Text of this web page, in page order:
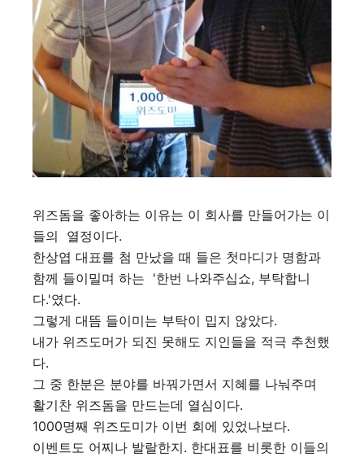
위즈돔을 좋아하는 이유는 이 회사를 만들어가는 이
들의 열정이다.
한상엽 대표를 첨 만났을 때 들은 첫마디가 명함과
함께 들이밀며 하는 '한번 나와주십쇼, 부탁합니
다.'였다.
그렇게 대뜸 들이미는 부탁이 밉지 않았다.
내가 위즈도머가 되진 못해도 지인들을 적극 추천했
다.
그 중 한분은 분야를 바꿔가면서 지혜를 나눠주며
활기찬 위즈돔을 만드는데 열심이다.
1000명째 위즈도미가 이번 회에 있었나보다.
이벤트도 어찌나 발랄한지. 한대표를 비롯한 이들의